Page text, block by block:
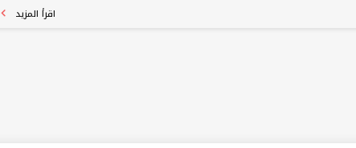
اقرأ المزيد